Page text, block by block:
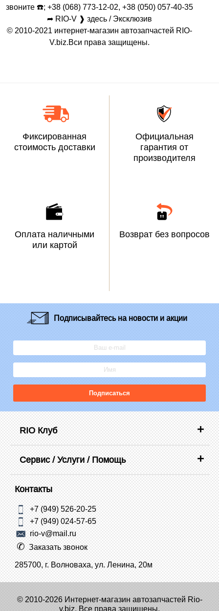
звоните ☎️; +38 (068) 773-12-02, +38 (050) 057-40-35
➦ RIO-V ❱ здесь / Эксклюзив
© 2010-2021 интернет-магазин автозапчастей RIO-
V.biz.Вси права защищены.
Фиксированная
стоимость доставки
Официальная
гарантия от
производителя
Оплата наличными
или картой
Возврат без вопросов
Подписывайтесьна новости и акции
Подписаться
RIO Клуб
Сервис / Услуги / Помощь
Контакты
+7 (949) 526-20-25
+7 (949) 024-57-65
rio-v@mail.ru
Заказать звонок
285700, г. Волноваха, ул. Ленина, 20м
© 2010-2026 Интернет-магазин автозапчастей Rio-
v.biz. Все права защищены.